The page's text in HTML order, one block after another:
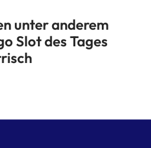
unter anderem
Slot des Tages